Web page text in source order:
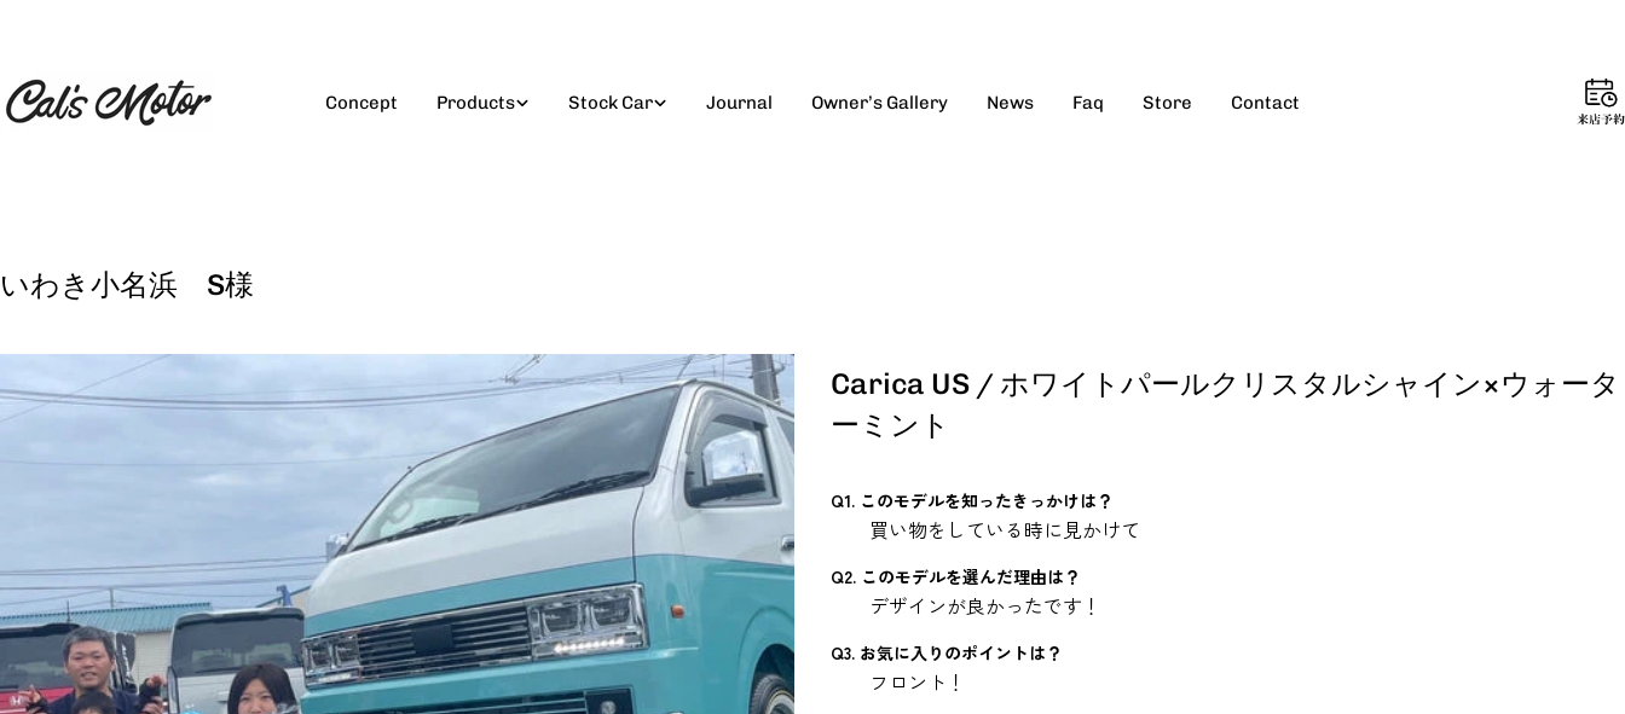
ン
ツ
プ
Concept Products Stock Car Journal Owner’s Gallery News Faq Store Contact
来
いわき小名浜 S様
Carica US / ホワイトパールクリスタルシャイン×ウォータ
ーミント
Q1. このモデルを知ったきっかけは？
買い物をしている時に見かけて
Q2. このモデルを選んだ理由は？
デザインが良かったです！
Q3. お気に入りのポイントは？
フロント！